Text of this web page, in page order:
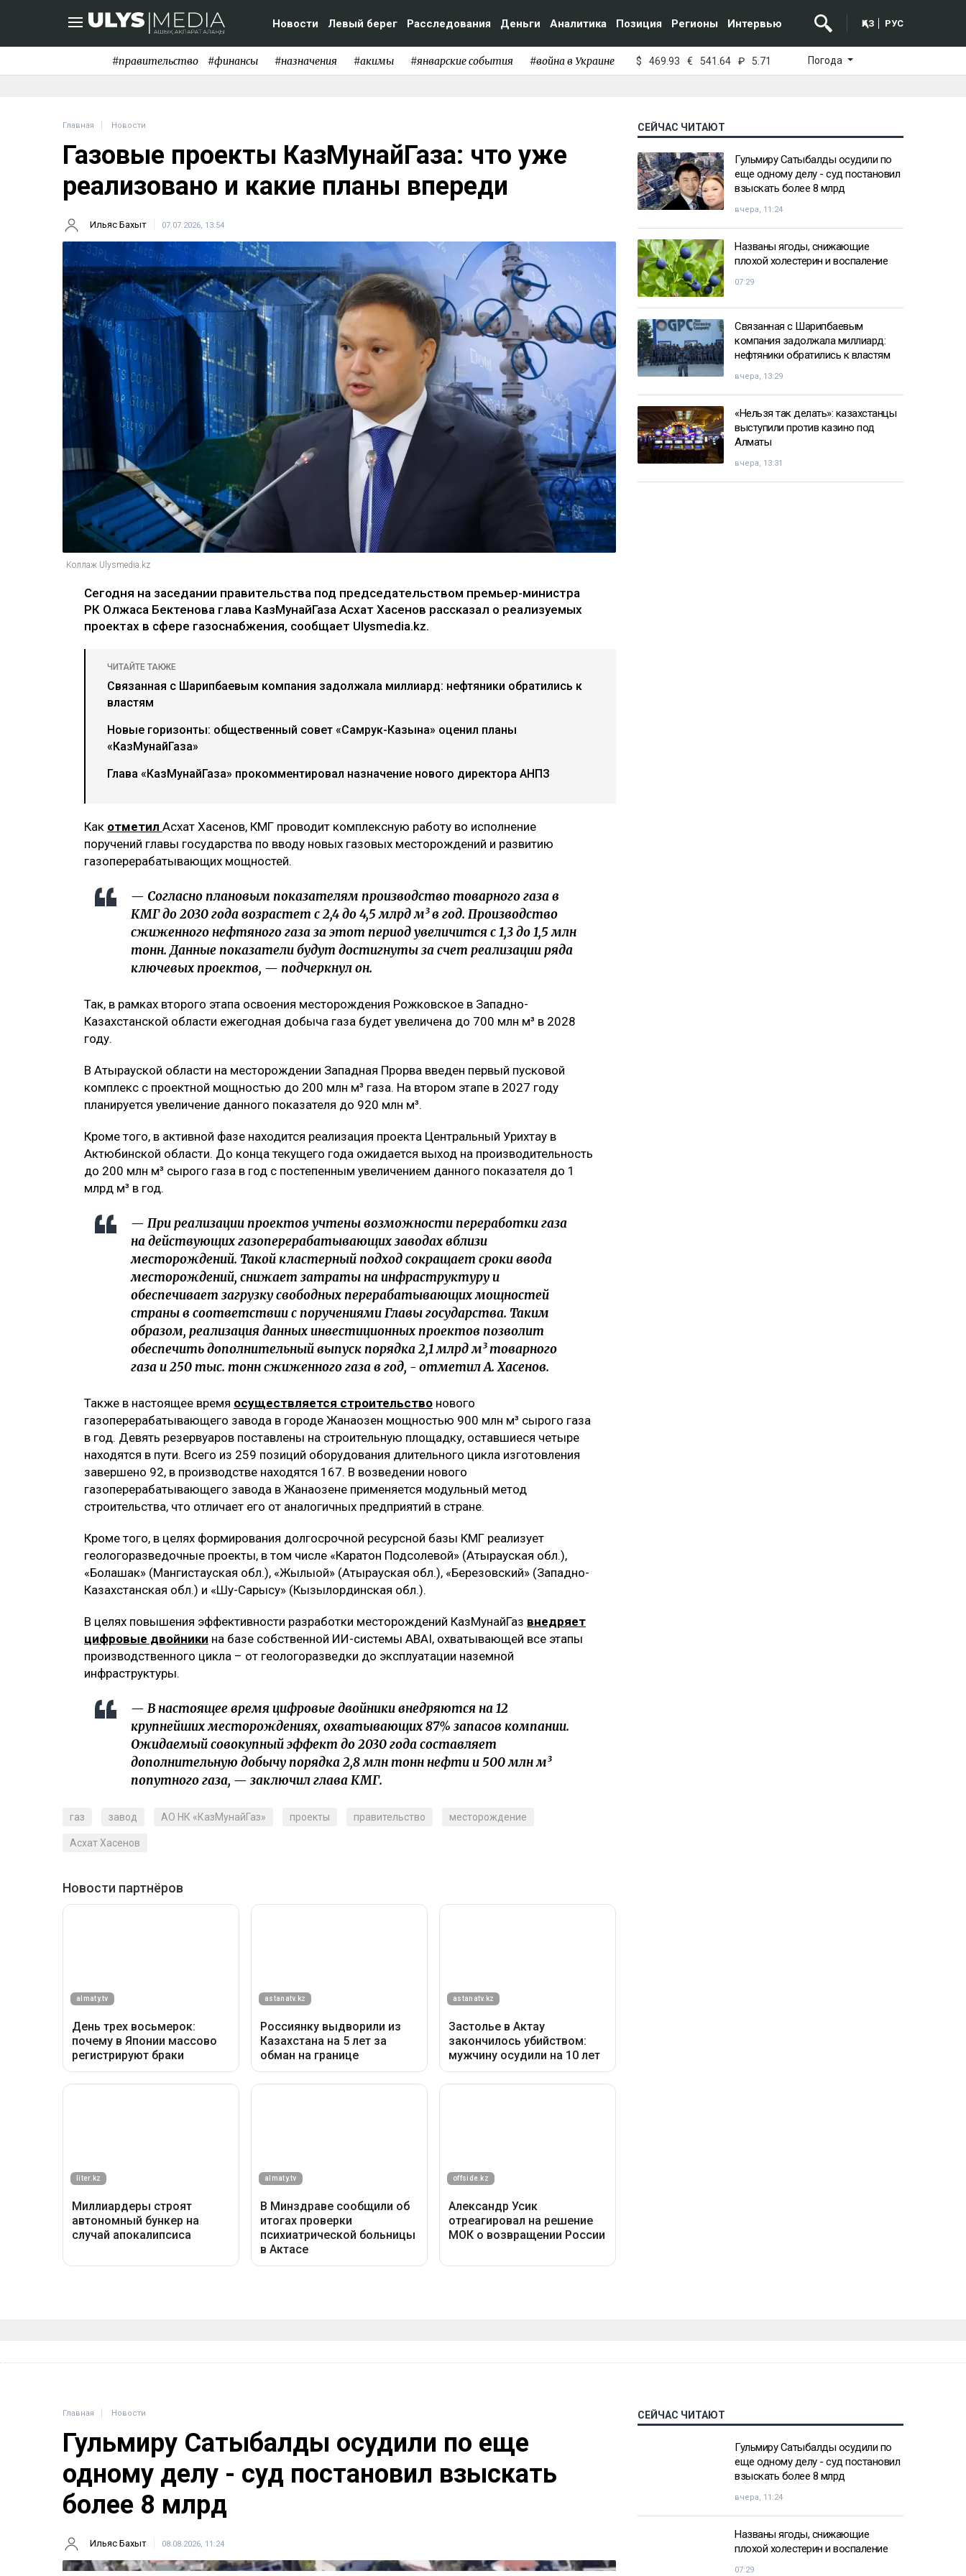
Новости Левый берег Расследования Деньги Аналитика Позиция Регионы Интервью ҚАЗ РУС
#правительство #финансы #назначения #акимы #январские события #война в Украине $ 469.93 € 541.64 ₽ 5.71 Погода
Главная Новости
Газовые проекты КазМунайГаза: что уже
реализовано и какие планы впереди
Ильяс Бахыт 07.07.2026, 13:54
Коллаж Ulysmedia.kz
Сегодня на заседании правительства под председательством премьер-министра
РК Олжаса Бектенова глава КазМунайГаза Асхат Хасенов рассказал о реализуемых
проектах в сфере газоснабжения, сообщает Ulysmedia.kz.
ЧИТАЙТЕ ТАКЖЕ
Связанная с Шарипбаевым компания задолжала миллиард: нефтяники обратились к
властям
Новые горизонты: общественный совет «Самрук-Казына» оценил планы
«КазМунайГаза»
Глава «КазМунайГаза» прокомментировал назначение нового директора АНПЗ
Как отметил Асхат Хасенов, КМГ проводит комплексную работу во исполнение
поручений главы государства по вводу новых газовых месторождений и развитию
газоперерабатывающих мощностей.
— Согласно плановым показателям производство товарного газа в
КМГ до 2030 года возрастет с 2,4 до 4,5 млрд м³ в год. Производство
сжиженного нефтяного газа за этот период увеличится с 1,3 до 1,5 млн
тонн. Данные показатели будут достигнуты за счет реализации ряда
ключевых проектов, — подчеркнул он.
Так, в рамках второго этапа освоения месторождения Рожковское в Западно-
Казахстанской области ежегодная добыча газа будет увеличена до 700 млн м³ в 2028
году.
В Атырауской области на месторождении Западная Прорва введен первый пусковой
комплекс с проектной мощностью до 200 млн м³ газа. На втором этапе в 2027 году
планируется увеличение данного показателя до 920 млн м³.
Кроме того, в активной фазе находится реализация проекта Центральный Урихтау в
Актюбинской области. До конца текущего года ожидается выход на производительность
до 200 млн м³ сырого газа в год с постепенным увеличением данного показателя до 1
млрд м³ в год.
— При реализации проектов учтены возможности переработки газа
на действующих газоперерабатывающих заводах вблизи
месторождений. Такой кластерный подход сокращает сроки ввода
месторождений, снижает затраты на инфраструктуру и
обеспечивает загрузку свободных перерабатывающих мощностей
страны в соответствии с поручениями Главы государства. Таким
образом, реализация данных инвестиционных проектов позволит
обеспечить дополнительный выпуск порядка 2,1 млрд м³ товарного
газа и 250 тыс. тонн сжиженного газа в год, - отметил А. Хасенов.
Также в настоящее время осуществляется строительство нового
газоперерабатывающего завода в городе Жанаозен мощностью 900 млн м³ сырого газа
в год. Девять резервуаров поставлены на строительную площадку, оставшиеся четыре
находятся в пути. Всего из 259 позиций оборудования длительного цикла изготовления
завершено 92, в производстве находятся 167. В возведении нового
газоперерабатывающего завода в Жанаозене применяется модульный метод
строительства, что отличает его от аналогичных предприятий в стране.
Кроме того, в целях формирования долгосрочной ресурсной базы КМГ реализует
геологоразведочные проекты, в том числе «Каратон Подсолевой» (Атырауская обл.),
«Болашак» (Мангистауская обл.), «Жылыой» (Атырауская обл.), «Березовский» (Западно-
Казахстанская обл.) и «Шу-Сарысу» (Кызылординская обл.).
В целях повышения эффективности разработки месторождений КазМунайГаз внедряет
цифровые двойники на базе собственной ИИ-системы ABAI, охватывающей все этапы
производственного цикла – от геологоразведки до эксплуатации наземной
инфраструктуры.
— В настоящее время цифровые двойники внедряются на 12
крупнейших месторождениях, охватывающих 87% запасов компании.
Ожидаемый совокупный эффект до 2030 года составляет
дополнительную добычу порядка 2,8 млн тонн нефти и 500 млн м³
попутного газа, — заключил глава КМГ.
газ завод АО НК «КазМунайГаз» проекты правительство месторождение
Асхат Хасенов
СЕЙЧАС ЧИТАЮТ
Гульмиру Сатыбалды осудили по
еще одному делу - суд постановил
взыскать более 8 млрд
вчера, 11:24
Названы ягоды, снижающие
плохой холестерин и воспаление
07:29
Связанная с Шарипбаевым
компания задолжала миллиард:
нефтяники обратились к властям
вчера, 13:29
«Нельзя так делать»: казахстанцы
выступили против казино под
Алматы
вчера, 13:31
Главная Новости
Гульмиру Сатыбалды осудили по еще
одному делу - суд постановил взыскать
более 8 млрд
Ильяс Бахыт 08.08.2026, 11:24
СЕЙЧАС ЧИТАЮТ
Гульмиру Сатыбалды осудили по
еще одному делу - суд постановил
взыскать более 8 млрд
вчера, 11:24
Названы ягоды, снижающие
плохой холестерин и воспаление
07:29